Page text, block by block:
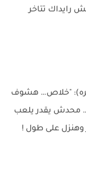
رايداك تتاخر
"خلاص… هشوف
محدش يقدر يلعب
وهنزل على طول !